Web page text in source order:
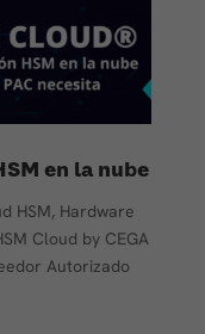
en la nube
HSM, Hardware
Cloud by CEGA
Autorizado